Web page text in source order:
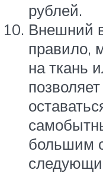
рублей.
Внешний
правило,
на ткань
большим